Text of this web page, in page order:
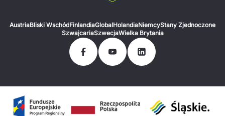
AustriaBliski WschódFinlandiaGlobalHolandiaNiemcyStany Zjednoczone
SzwajcariaSzwecjaWielka Brytania